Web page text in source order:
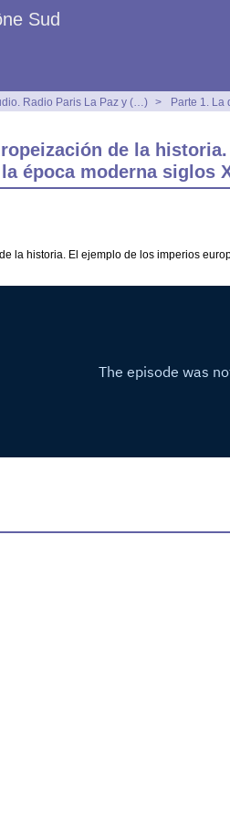
Sud
Radio Paris La Paz y (…) > Parte 1. La
de la
época moderna siglos
la historia. El ejemplo de los imperios